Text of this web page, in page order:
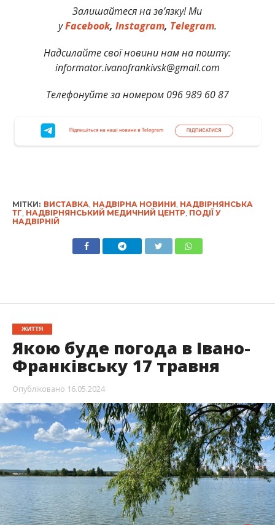
Залишайтеся на зв’язку! Ми
уFacebook, Instagram, Telegram.
Надсилайте свої новини нам на пошту:
informator.ivanofrankivsk@gmail.com
Телефонуйте за номером 096 989 60 87
МІТКИ: ВИСТАВКА, НАДВІРНА НОВИНИ, НАДВІРНЯНСЬКА
ТГ, НАДВІРНЯНСЬКИЙ МЕДИЧНИЙ ЦЕНТР, ПОДІЇ У
НАДВІРНІЙ
ЖИТТЯ
Якою буде погода в Івано-
Франківську 17 травня
Опубліковано 16.05.2024